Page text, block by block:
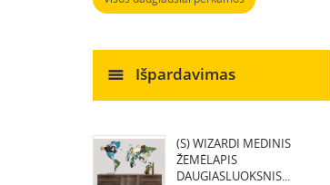
Išpardavimas
(S) WIZARDI MEDINIS
ŽEMĖLAPIS
DAUGIASLUOKSNIS...